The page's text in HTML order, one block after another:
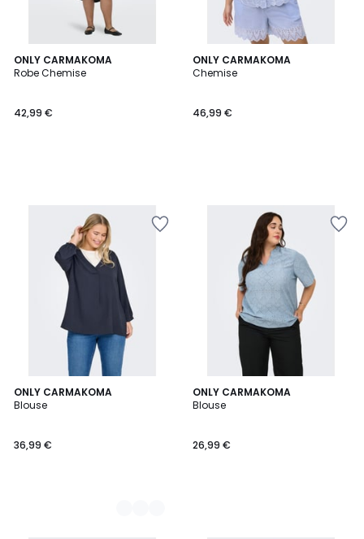
ONLY CARMAKOMA
Robe Chemise
42,99 €
ONLY CARMAKOMA
Chemise
46,99 €
ONLY CARMAKOMA
Blouse
36,99 €
3
Couleurs
ONLY CARMAKOMA
Blouse
26,99 €